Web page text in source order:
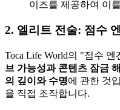
이즈를 제공하여 이
2. 엘리트 전술: 점수
Toca Life World의 "점수
브 가능성과 콘텐츠 잠금
의 깊이와 수명에 관한 것
을 직접 조작합니다.